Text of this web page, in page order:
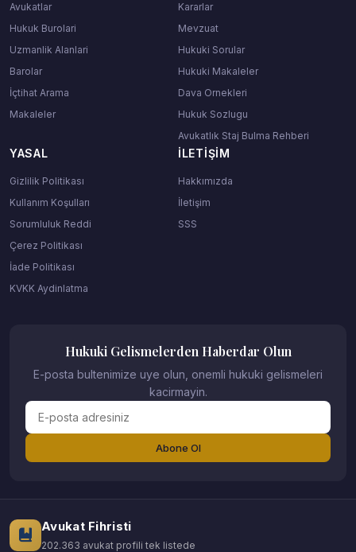
Avukatlar
Hukuk Burolari
Uzmanlik Alanlari
Barolar
İçtihat Arama
Makaleler
Kararlar
Mevzuat
Hukuki Sorular
Hukuki Makaleler
Dava Ornekleri
Hukuk Sozlugu
Avukatlık Staj Bulma Rehberi
YASAL
Gizlilik Politikası
Kullanım Koşulları
Sorumluluk Reddi
Çerez Politikası
İade Politikası
KVKK Aydinlatma
İLETIŞIM
Hakkımızda
İletişim
SSS
Hukuki Gelismelerden Haberdar Olun
E-posta bultenimize uye olun, onemli hukuki gelismeleri
kacirmayin.
Abone Ol
Avukat Fihristi
202.363 avukat profili tek listede